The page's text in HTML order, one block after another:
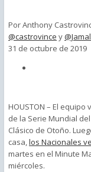
PorAnthony
@castrovince y
31 de octubre de 2019
HOUSTON – El
de la Serie Mundial
Clásico de Otoño.
casa,los Nacionales
martes en el Minute
miércoles.